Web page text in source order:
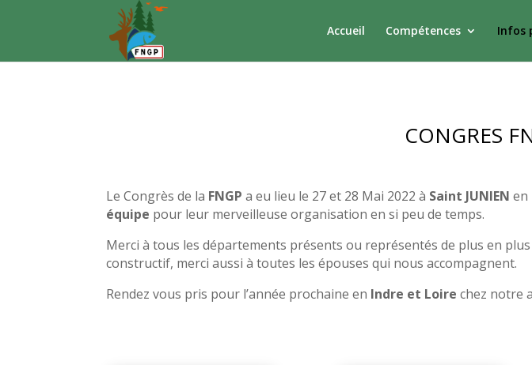
Accueil Compétences Infos
CONGRES
Le Congrès de la FNGP a eu lieu le 27 et 28 Mai 2022 à Saint JUNIEN en
équipe pour leur merveilleuse organisation en si peu de temps.
Merci à tous les départements présents ou représentés de plus en
constructif, merci aussi à toutes les épouses qui nous accompagnent.
Rendez vous pris pour l’année prochaine en Indre et Loire chez notre